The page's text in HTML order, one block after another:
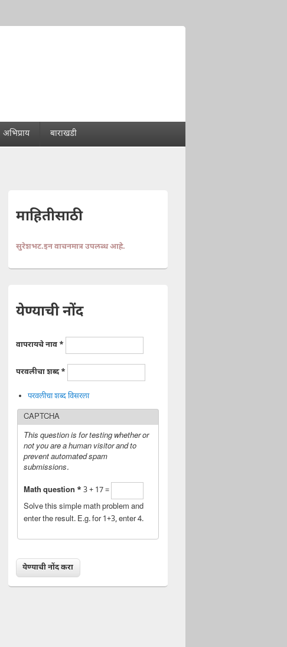
अभिप्राय बाराखडी
माहितीसाठी
सुरेशभट.इन वाचनमात्र उपलब्ध आहे.
येण्याची नोंद
वापरायचे नाव *
परवलीचा शब्द*
परवलीचा शब्द विसरला
CAPTCHA
This question is for testing whether or
not you are a human visitor and to
prevent automated spam
submissions.
Math question * 3 + 17 =
Solve this simple math problem and
enter the result. E.g. for 1+3, enter 4.